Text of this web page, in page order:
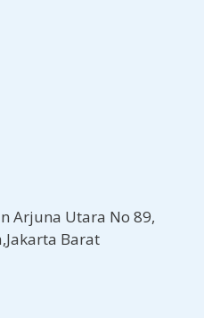
Arjuna Utara No 89,
Barat